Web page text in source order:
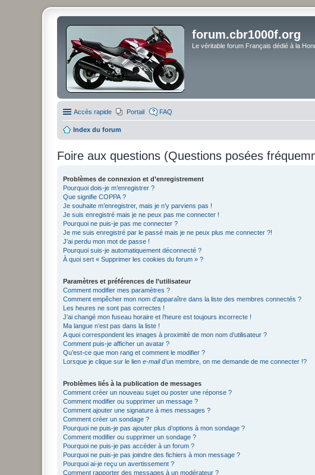
forum.cbr1000f.org
Le véritable forum Français dédié à la
Accès rapide Portail FAQ
Index du forum
Foire aux questions (Questions posées
Problèmes de connexion et d’enregistrement
Pourquoi dois-je m’enregistrer ?
Que signifie COPPA ?
Je souhaite m’enregistrer, mais je n’y parviens pas !
Je suis enregistré mais je ne peux pas me connecter !
Pourquoi ne puis-je pas me connecter ?
Je me suis enregistré par le passé mais je ne peux plus me connecter ?!
J’ai perdu mon mot de passe !
Pourquoi suis-je automatiquement déconnecté ?
À quoi sert « Supprimer les cookies du forum » ?
Paramètres et préférences de l’utilisateur
Comment modifier mes paramètres ?
Comment empêcher mon nom d’apparaître dans la liste des membres connectés ?
Les heures ne sont pas correctes !
J’ai changé mon fuseau horaire et l’heure est toujours incorrecte !
Ma langue n’est pas dans la liste !
A quoi correspondent les images à proximité de mon nom d’utilisateur ?
Comment puis-je afficher un avatar ?
Qu’est-ce que mon rang et comment le modifier ?
Lorsque je clique sur le lien e-maild’un membre, on me demande de me connecter !?
Problèmes liés à la publication de messages
Comment créer un nouveau sujet ou poster une réponse ?
Comment modifier ou supprimer un message ?
Comment ajouter une signature à mes messages ?
Comment créer un sondage ?
Pourquoi ne puis-je pas ajouter plus d’options à mon sondage ?
Comment modifier ou supprimer un sondage ?
Pourquoi ne puis-je pas accéder à un forum ?
Pourquoi ne puis-je pas joindre des fichiers à mon message ?
Pourquoi ai-je reçu un avertissement ?
Comment rapporter des messages à un modérateur ?